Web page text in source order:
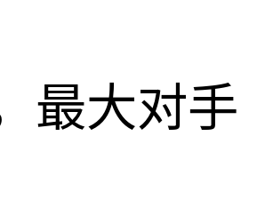
最大对手